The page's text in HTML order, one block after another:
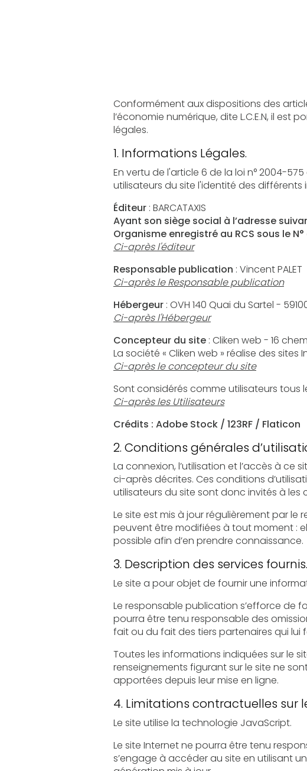
Conformément aux dispositions des articles 6-III
l’économie numérique, dite L.C.E.N, il est porté à la
légales.
1. Informations Légales.
En vertu de l'article 6 de la loi n° 2004-575 du 21 juin
Éditeur : BARCATAXIS
Ayant son siège social à l’adresse
Organisme enregistré au RCS sous le N°
Ci-après l'éditeur
Responsable publication : Vincent PALET
Ci-après le Responsable publication
Hébergeur
Ci-après l'Hébergeur
Concepteur du site : Cliken web - 16
La société « Cliken web » réalise des
Ci-après le concepteur du site
Ci-après les Utilisateurs
Crédits : Adobe Stock / 123RF / Flaticon
2. Conditions générales
La connexion, l’utilisation et l’accès à ce site impliquent
ci-après décrites. Ces conditions d’utilisation sont susceptibles
Le site est mis à jour régulièrement par le
peuvent être modifiées à tout moment : elles s’imposent
possible afin d’en prendre connaissance.
3. Description des services fournis.
Le responsable publication s’efforce de fournir sur
pourra être tenu responsable des omissions, des
fait ou du fait des tiers partenaires qui lui
Toutes les informations indiquées sur le site sont
renseignements figurant sur le site ne sont pas exhaustifs.
apportées depuis leur mise en ligne.
4. Limitations contractuelles sur
Le site utilise la technologie JavaScript.
Le site Internet ne pourra être tenu responsable de
s’engage à accéder au site en utilisant un matériel récent,